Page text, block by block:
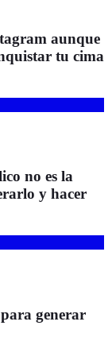
aunque
tu cima
no es la
y hacer
generar